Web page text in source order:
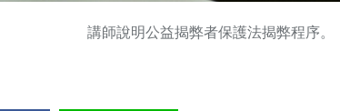
講師說明公益揭弊者保護法揭弊程序。